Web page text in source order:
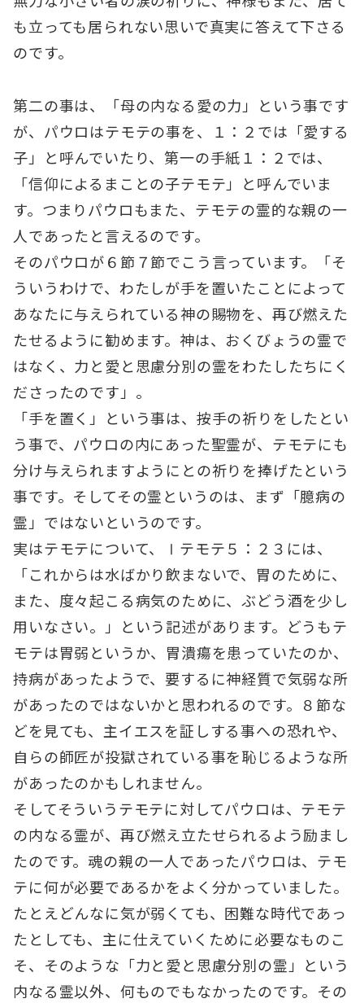
も立っても居られない思いで真実に答えて下さる
のです。
第二の事は、「母の内なる愛の力」という事です
が、パウロはテモテの事を、１：２では「愛する
子」と呼んでいたり、第一の手紙１：２では、
「信仰によるまことの子テモテ」と呼んでいま
す。つまりパウロもまた、テモテの霊的な親の一
人であったと言えるのです。
そのパウロが６節７節でこう言っています。「そ
ういうわけで、わたしが手を置いたことによって
あなたに与えられている神の賜物を、再び燃えた
たせるように勧めます。神は、おくびょうの霊で
はなく、力と愛と思慮分別の霊をわたしたちにく
ださったのです」。
「手を置く」という事は、按手の祈りをしたとい
う事で、パウロの内にあった聖霊が、テモテにも
分け与えられますようにとの祈りを捧げたという
事です。そしてその霊というのは、まず「臆病の
霊」ではないというのです。
実はテモテについて、Ⅰテモテ５：２３には、
「これからは水ばかり飲まないで、胃のために、
また、度々起こる病気のために、ぶどう酒を少し
用いなさい。」という記述があります。どうもテ
モテは胃弱というか、胃潰瘍を患っていたのか、
持病があったようで、要するに神経質で気弱な所
があったのではないかと思われるのです。８節な
どを見ても、主イエスを証しする事への恐れや、
自らの師匠が投獄されている事を恥じるような所
があったのかもしれません。
そしてそういうテモテに対してパウロは、テモテ
の内なる霊が、再び燃え立たせられるよう励まし
たのです。魂の親の一人であったパウロは、テモ
テに何が必要であるかをよく分かっていました。
たとえどんなに気が弱くても、困難な時代であっ
たとしても、主に仕えていくために必要なものこ
そ、そのような「力と愛と思慮分別の霊」という
内なる霊以外、何ものでもなかったのです。その